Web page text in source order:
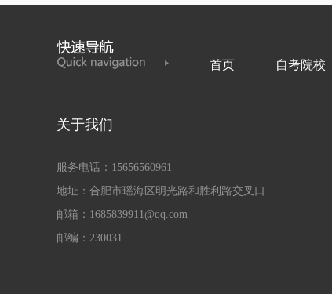
首页 自考院校
关于我们
服务电话：15656560961
地址：合肥市瑶海区明光路和胜利路交叉口
邮箱：1685839911@qq.com
邮编：230031